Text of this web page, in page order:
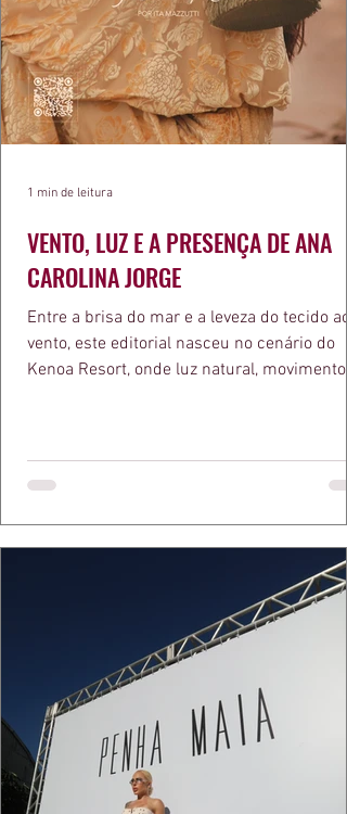
VENTO, LUZ E A PRESENÇA DE ANA
CAROLINA JORGE
Entre a brisa do mar e a leveza do tecido ao
vento, este editorial nasceu no cenário do
Kenoa Resort, onde luz natural, movimento e
algo de intemporal em vestir o vento e
que ele conduza a cena. Cada dobra do
cada reflexo dourado da luz sobre a pe
1 min de leitura